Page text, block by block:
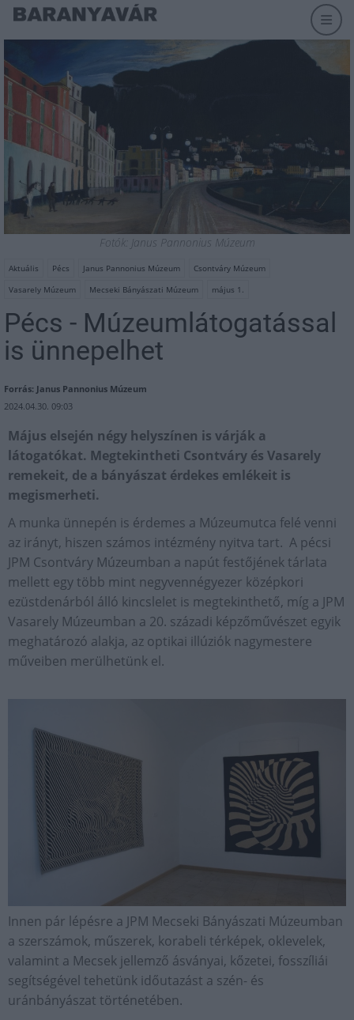
Fotók: Janus Pannonius Múzeum
Aktuális Pécs Janus Pannonius Múzeum
Csontváry Múzeum
Vasarely Múzeum
Mecseki Bányászati Múzeum május 1.
Pécs - Múzeumlátogatással
is ünnepelhet
Forrás: Janus Pannonius Múzeum
2024.04.30. 09:03
Május elsején négy helyszínen is várják a
látogatókat. Megtekintheti Csontváry és Vasarely
remekeit, de a bányászat érdekes emlékeit is
megismerheti.
A munka ünnepén is érdemes a Múzeumutca felé venni
az irányt, hiszen számos intézmény nyitva tart. A pécsi
JPM Csontváry Múzeumban a napút festőjének tárlata
mellett egy több mint negyvennégyezer középkori
ezüstdenárból álló kincslelet is megtekinthető, míg a JPM
Vasarely Múzeumban a 20. századi képzőművészet egyik
meghatározó alakja, az optikai illúziók nagymestere
műveiben merülhetünk el.
Innen pár lépésre a JPM Mecseki Bányászati Múzeumban
a szerszámok, műszerek, korabeli térképek, oklevelek,
valamint a Mecsek jellemző ásványai, kőzetei, fosszíliái
segítségével tehetünk időutazást a szén- és
uránbányászat történetében.